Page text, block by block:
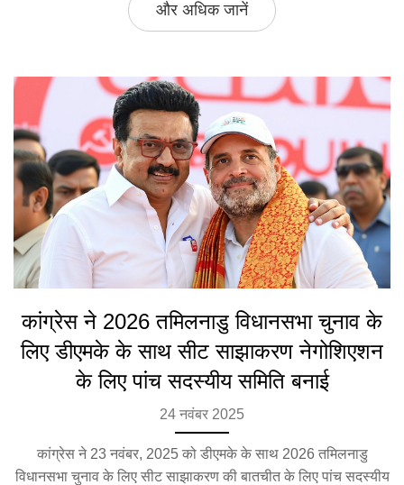
और अधिक जानें
कांग्रेस ने 2026 तमिलनाडु विधानसभा चुनाव के
लिए डीएमके के साथ सीट साझाकरण नेगोशिएशन
के लिए पांच सदस्यीय समिति बनाई
24 नवंबर 2025
कांग्रेस ने 23 नवंबर, 2025 को डीएमके के साथ 2026 तमिलनाडु
विधानसभा चुनाव के लिए सीट साझाकरण की बातचीत के लिए पांच सदस्यीय